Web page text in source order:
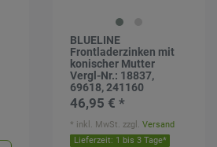
BLUELINE
Frontladerzinken mit
konischer Mutter
Vergl-Nr.: 18837,
69618, 241160
46,95 € *
Lieferzeit: 1 bis 3 Tage*
* inkl. MwSt. zzgl.Versand